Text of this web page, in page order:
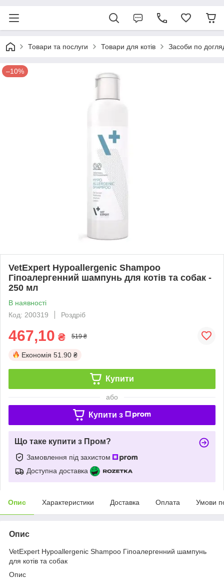
Товари та послуги Товари для котів Засоби по
–10%
VetExpert Hypoallergenic Shampoo
Гіпоалергенний шампунь для котів та собак -
250 мл
В наявності
Код: 200319
Роздріб
467,10 ₴ 519 ₴
Економія 51.90 ₴
Купити
або
Купити з
Що таке купити з Пром?
Замовлення під захистом
Доступна доставка
Опис Характеристики Доставка Оплата Умови
Опис
VetExpert Hypoallergenic Shampoo Гіпоалергенний шампунь
для котів та собак
Опис